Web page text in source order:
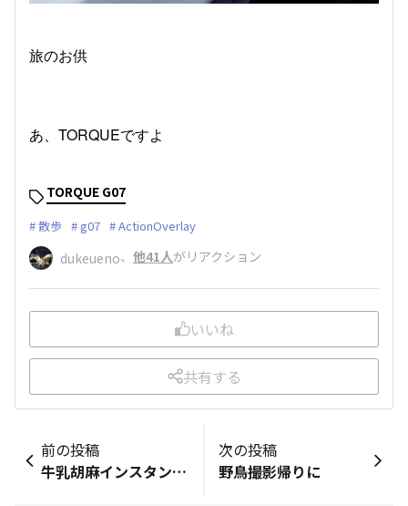
旅のお供
あ、TORQUEですよ
TORQUE G07
散歩 g07 ActionOverlay
dukeueno、 他41人がリアクション
いいね
共有する
前の投稿
牛乳胡麻インスタント味噌ラーメン～
次の投稿
野鳥撮影帰りに